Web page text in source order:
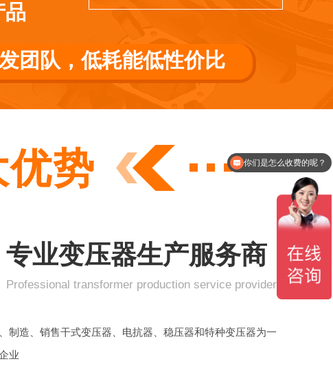
UV无极调光电源
品
团队，低耗能低性价比
优势
专业变压器生产服务商
Professional transformer production service provider
制造、销售干式变压器、电抗器、稳压器和特种变压器为一
业
你们是怎么收费的呢？
现在有优惠活动么？